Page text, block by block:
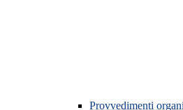
Provvedimenti